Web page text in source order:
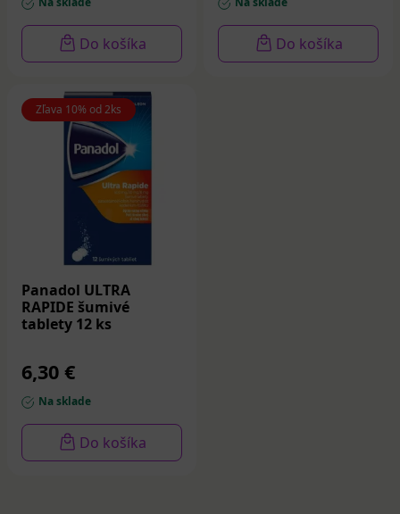
Do košíka Do košíka
Zľava 10% od 2ks
Panadol ULTRA
RAPIDE šumivé
tablety 12 ks
6,30 €
Na sklade
Do košíka